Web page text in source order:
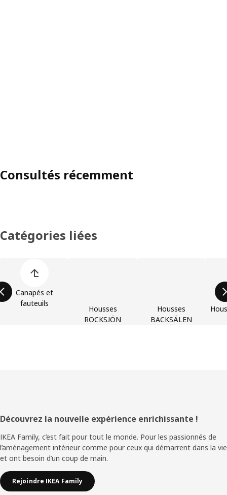
Consultés récemment
Catégories liées
Canapés et
fauteuils
Housses
ROCKSJÖN
Housses
BACKSÄLEN
Pied
de
page
Découvrez la nouvelle expérience enrichissante !
IKEA Family, c’est fait pour tout le monde. Pour les passionnés de
l’aménagement intérieur comme pour ceux qui démarrent dans la vie
et ont besoin d’un coup de main.
Rejoindre IKEA Family